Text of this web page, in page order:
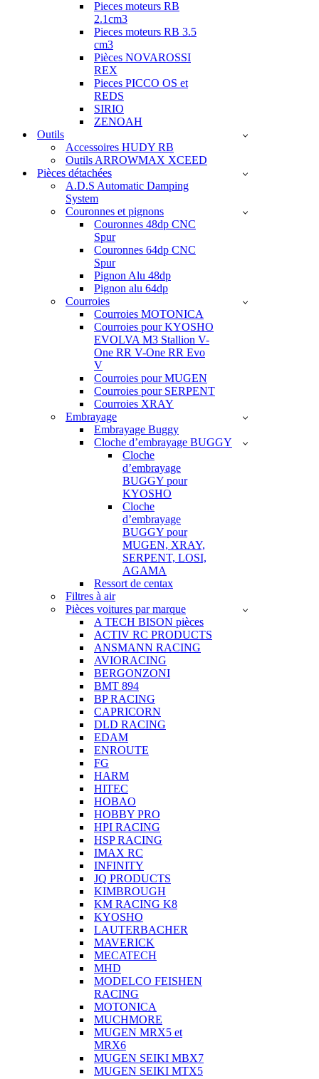
Pieces moteurs RB
2.1cm3
Pieces moteurs RB 3.5
cm3
Pièces NOVAROSSI
REX
Pieces PICCO OS et
REDS
SIRIO
ZENOAH
Outils
Accessoires HUDY RB
Outils ARROWMAX XCEED
Pièces détachées
A.D.S Automatic Damping
System
Couronnes et pignons
Couronnes 48dp CNC
Spur
Couronnes 64dp CNC
Spur
Pignon Alu 48dp
Pignon alu 64dp
Courroies
Courroies MOTONICA
Courroies pour KYOSHO
EVOLVA M3 Stallion V-
One RR V-One RR Evo
V
Courroies pour MUGEN
Courroies pour SERPENT
Courroies XRAY
Embrayage
Embrayage Buggy
Cloche d’embrayage BUGGY
Cloche
d’embrayage
BUGGY pour
KYOSHO
Cloche
d’embrayage
BUGGY pour
MUGEN, XRAY,
SERPENT, LOSI,
AGAMA
Ressort de centax
Filtres à air
Pièces voitures par marque
A TECH BISON pièces
ACTIV RC PRODUCTS
ANSMANN RACING
AVIORACING
BERGONZONI
BMT 894
BP RACING
CAPRICORN
DLD RACING
EDAM
ENROUTE
FG
HARM
HITEC
HOBAO
HOBBY PRO
HPI RACING
HSP RACING
IMAX RC
INFINITY
JQ PRODUCTS
KIMBROUGH
KM RACING K8
KYOSHO
LAUTERBACHER
MAVERICK
MECATECH
MHD
MODELCO FEISHEN
RACING
MOTONICA
MUCHMORE
MUGEN MRX5 et
MRX6
MUGEN SEIKI MBX7
MUGEN SEIKI MTX5